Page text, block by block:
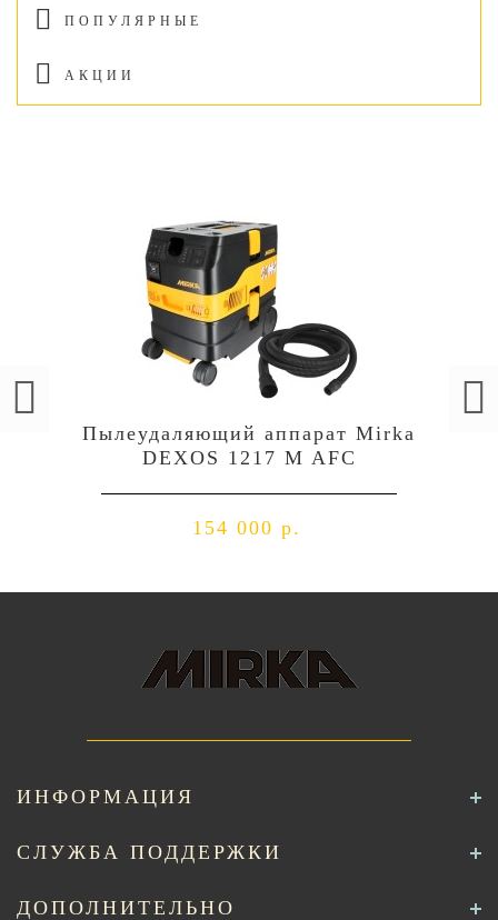
ПОПУЛЯРНЫЕ
АКЦИИ
Пылеудаляющий аппарат Mirka
DEXOS 1217 M AFC
154 000 р.
ИНФОРМАЦИЯ
СЛУЖБА ПОДДЕРЖКИ
ДОПОЛНИТЕЛЬНО